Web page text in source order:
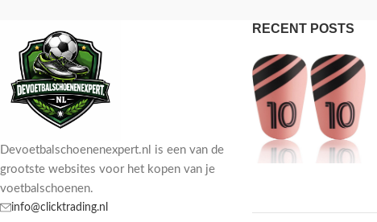
Devoetbalschoenenexpert.nl is een van de
grootste websites voor het kopen van je
voetbalschoenen.
info@clicktrading.nl
RECENT POSTS